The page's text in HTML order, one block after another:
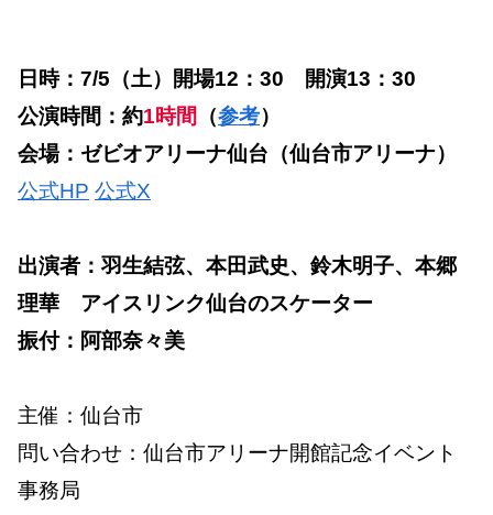
日時：7/5（土）開場12：30 開演13：30
公演時間：約1時間 （参考）
会場：ゼビオアリーナ仙台（仙台市アリーナ）
公式HP 公式X
出演者：羽生結弦、本田武史、鈴木明子、本郷
理華 アイスリンク仙台のスケーター
振付：阿部奈々美
主催：仙台市
問い合わせ：仙台市アリーナ開館記念イベント
事務局